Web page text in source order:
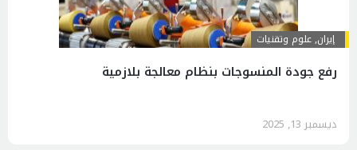
إيران,علوم وتقنيات
رفع جودة المنسوجات بنظام معالجة بلازمية
ديسمبر 13, 2025